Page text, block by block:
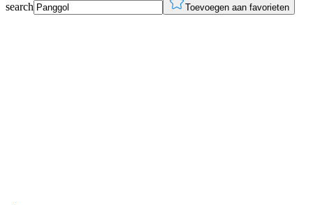
search Toevoegen aan favorieten